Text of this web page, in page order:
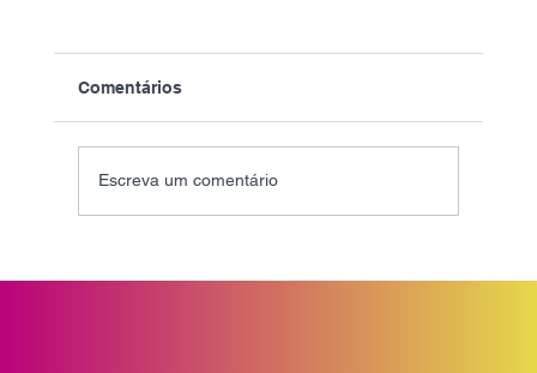
Comentários
Escreva um comentário